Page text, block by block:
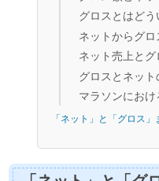
グロスとはどう
ネットからグロ
ネット売上と
グロスとネット
マラソンにおけ
「ネット」と「グロス」